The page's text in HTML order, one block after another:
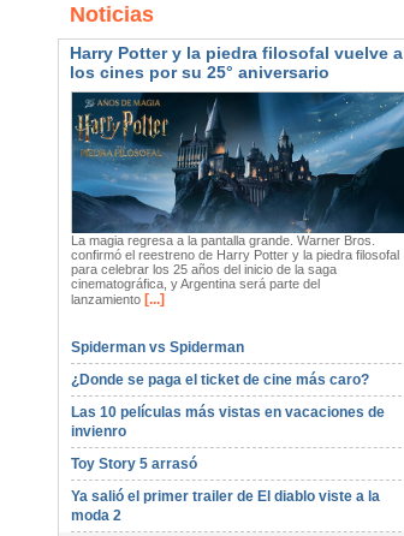
Noticias
Harry Potter y la piedra filosofal vuelve a
los cines por su 25° aniversario
La magia regresa a la pantalla grande. Warner Bros.
confirmó el reestreno de Harry Potter y la piedra filosofal
para celebrar los 25 años del inicio de la saga
cinematográfica, y Argentina será parte del
lanzamiento[...]
Spiderman vs Spiderman
¿Donde se paga el ticket de cine más caro?
Las 10 películas más vistas en vacaciones de
invienro
Toy Story 5 arrasó
Ya salió el primer trailer de El diablo viste a la
moda 2